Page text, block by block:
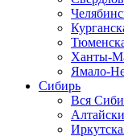
Ханты-
Ямало-
Сибирь
Вся